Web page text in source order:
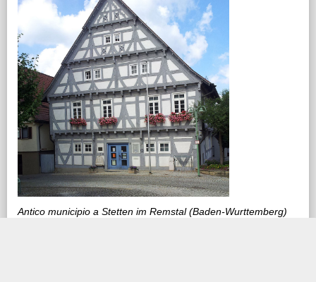
Antico municipio a Stetten im Remstal (Baden-Wurttemberg)